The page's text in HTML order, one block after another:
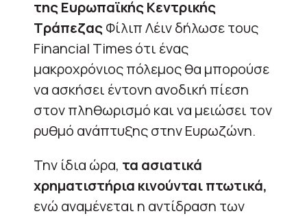
της Ευρωπαϊκής Κεντρικής
ΤράπεζαςΦίλιπ Λέιν δήλωσε τους
Financial Times ότι ένας
μακροχρόνιος πόλεμος θα μπορούσε
να ασκήσει έντονη ανοδική πίεση
στον πληθωρισμό και να μειώσει τον
ρυθμό ανάπτυξης στην Ευρωζώνη.
Την ίδια ώρα, τα ασιατικά
χρηματιστήρια κινούνται πτωτικά,
ενώ αναμένεται η αντίδραση των